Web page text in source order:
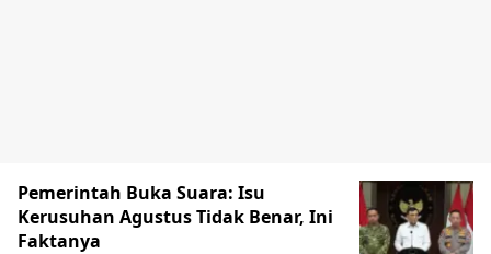
Pemerintah Buka Suara: Isu
Kerusuhan Agustus Tidak Benar, Ini
Faktanya